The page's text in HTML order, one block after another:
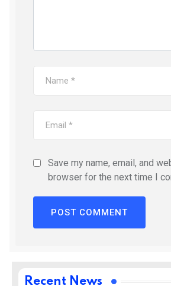
Save my name, email, and
browser for the next time I
Recent News